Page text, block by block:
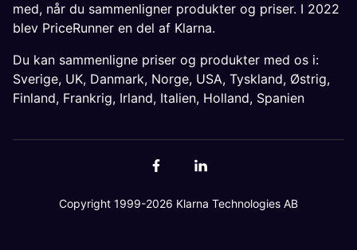
med, når du sammenligner produkter og priser. I 2022
blev PriceRunner en del af Klarna.
Du kan sammenligne priser og produkter med os i:
Sverige, UK, Danmark, Norge, USA, Tyskland, Østrig,
Finland, Frankrig, Irland, Italien, Holland, Spanien
Copyright 1999-2026 Klarna Technologies AB